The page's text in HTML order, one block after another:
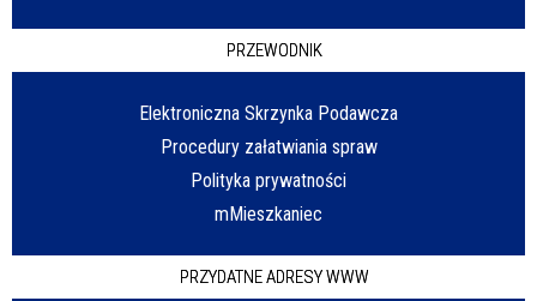
PRZEWODNIK
Elektroniczna Skrzynka Podawcza
Procedury załatwiania spraw
Polityka prywatności
mMieszkaniec
PRZYDATNE ADRESY WWW